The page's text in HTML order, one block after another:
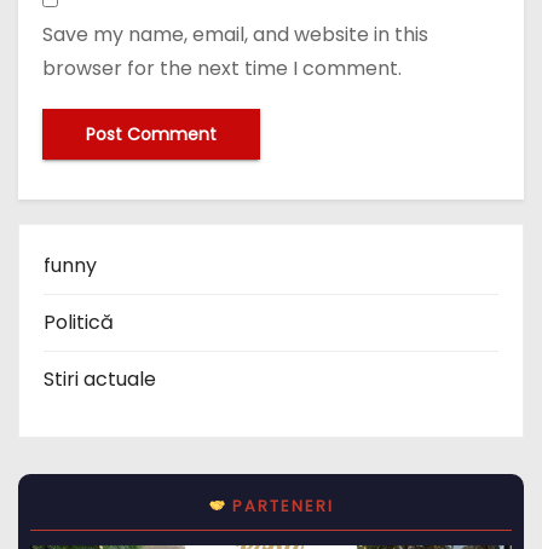
Save my name, email, and website in this
browser for the next time I comment.
funny
Politică
Stiri actuale
PARTENERI